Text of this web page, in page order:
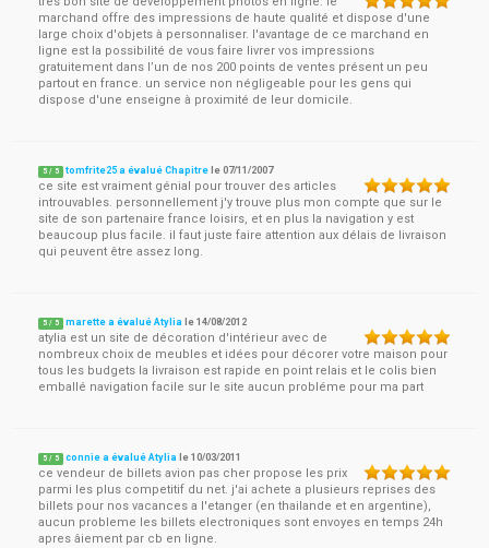
marchand offre des impressions de haute qualité et dispose d'une
large choix d'objets à personnaliser. l'avantage de ce marchand en
ligne est la possibilité de vous faire livrer vos impressions
gratuitement dans l’un de nos 200 points de ventes présent un peu
partout en france. un service non négligeable pour les gens qui
dispose d'une enseigne à proximité de leur domicile.
5 / 5 tomfrite25 a évalué Chapitre le07/11/2007
ce site est vraiment génial pour trouver des articles
introuvables. personnellement j'y trouve plus mon compte que sur le
site de son partenaire france loisirs, et en plus la navigation y est
beaucoup plus facile. il faut juste faire attention aux délais de livraison
qui peuvent être assez long.
5 / 5 marette a évalué Atylia le14/08/2012
atylia est un site de décoration d'intérieur avec de
nombreux choix de meubles et idées pour décorer votre maison pour
tous les budgets la livraison est rapide en point relais et le colis bien
emballé navigation facile sur le site aucun probléme pour ma part
5 / 5 connie a évalué Atylia le10/03/2011
ce vendeur de billets avion pas cher propose les prix
parmi les plus competitif du net. j'ai achete a plusieurs reprises des
billets pour nos vacances a l'etanger (en thailande et en argentine),
aucun probleme les billets electroniques sont envoyes en temps 24h
apres âiement par cb en ligne.